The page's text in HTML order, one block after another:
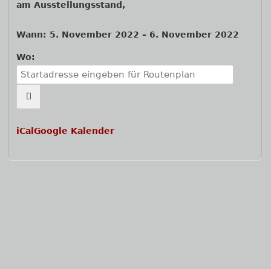
am Ausstellungsstand,
Wann: 5. November 2022 – 6. November 2022
Wo:
iCal Google Kalender